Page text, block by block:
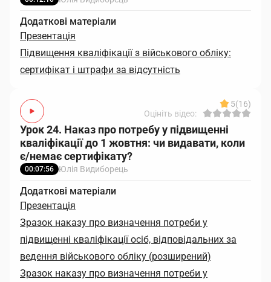
Додаткові матеріали
Презентація
Підвищення кваліфікації з військового обліку:
сертифікат і штрафи за відсутність
5(16)
Оцініть відео:
Урок 24. Наказ про потребу у підвищенні
кваліфікації до 1 жовтня: чи видавати, коли
є/немає сертифікату?
00:07:56 Юлія Видиборець
Додаткові матеріали
Презентація
Зразок наказу про визначення потреби у
підвищенні кваліфікації осіб, відповідальних за
ведення військового обліку (розширений)
Зразок наказу про визначення потреби у